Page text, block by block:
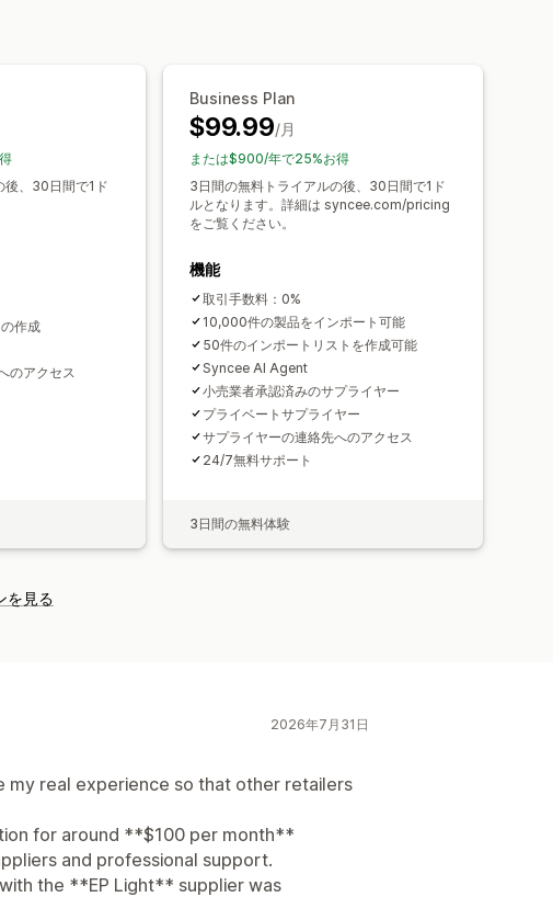
ハンガリー
リトアニア ルーマニア
後、30日間で1ド
作成
のアクセス
Business Plan
$99.99/月
または$900/年で25%お得
3日間の無料トライアルの後、30日間で1ド
ルとなります。詳細は syncee.com/pricing
をご覧ください。
機能
取引手数料：0%
10,000件の製品をインポート可能
50件のインポートリストを作成可能
Syncee AI Agent
小売業者承認済みのサプライヤー
プライベートサプライヤー
サプライヤーの連絡先へのアクセス
24/7無料サポート
3日間の無料体験
を見る
2026年7月31日
my real experience so that other retailers
for around **$100 per month**
and professional support.
the **EP Light** supplier was